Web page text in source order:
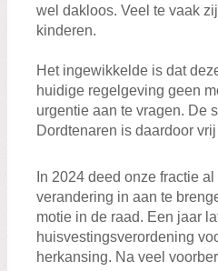
wel dakloos. Veel te vaak
kinderen.
Het ingewikkelde is dat
huidige regelgeving geen
urgentie aan te vragen. De
Dordtenaren is daardoor
In 2024 deed onze fractie
verandering in aan te
motie in de raad. Een jaar
huisvestingsverordening
herkansing. Na veel